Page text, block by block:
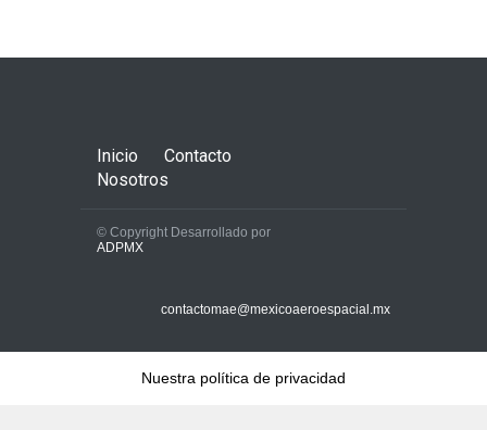
Inicio
Contacto
Nosotros
© Copyright Desarrollado por
ADPMX
contactomae@mexicoaeroespacial.mx
Nuestra política de privacidad